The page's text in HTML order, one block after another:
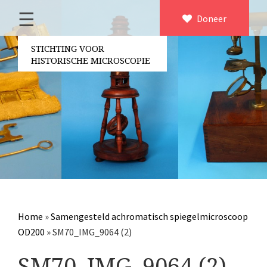
×
Home
Over ons
Contact
Bestuur
Vrijwilligers
Partners
Jaarverslagen
Microscopen
Overige optische instrumenten
Elektrische meetapparatuur
Doneer
☰
STICHTING VOOR
HISTORISCHE MICROSCOPIE
Home »Samengesteld achromatisch spiegelmicroscoop
OD200 »SM70_IMG_9064 (2)